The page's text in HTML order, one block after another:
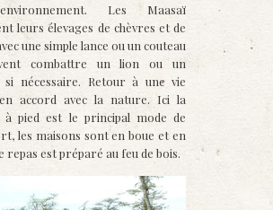
Les Maasaï
leurs élevages de chèvres et de
une simple lance ou un couteau
combattre un lion ou un
si nécessaire. Retour à une vie
accord avec la nature. Ici la
à pied est le principal mode de
les maisons sont en boue et en
repas est préparé au feu de bois.